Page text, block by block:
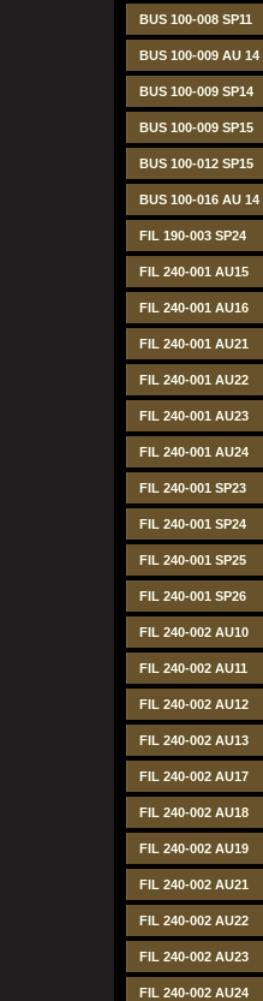
BUS 100-008 SP11
BUS 100-009 AU 14
BUS 100-009 SP14
BUS 100-009 SP15
BUS 100-012 SP15
BUS 100-016 AU 14
FIL 190-003 SP24
FIL 240-001 AU15
FIL 240-001 AU16
FIL 240-001 AU21
FIL 240-001 AU22
FIL 240-001 AU23
FIL 240-001 AU24
FIL 240-001 SP23
FIL 240-001 SP24
FIL 240-001 SP25
FIL 240-001 SP26
FIL 240-002 AU10
FIL 240-002 AU11
FIL 240-002 AU12
FIL 240-002 AU13
FIL 240-002 AU17
FIL 240-002 AU18
FIL 240-002 AU19
FIL 240-002 AU21
FIL 240-002 AU22
FIL 240-002 AU23
FIL 240-002 AU24